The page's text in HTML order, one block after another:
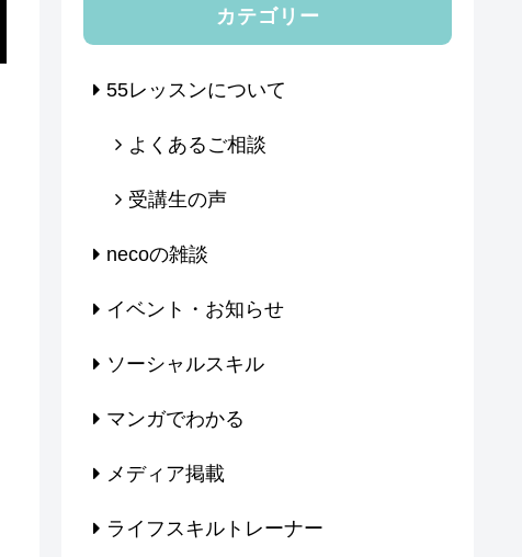
カテゴリー
55レッスンについて
よくあるご相談
受講生の声
necoの雑談
イベント・お知らせ
ソーシャルスキル
マンガでわかる
メディア掲載
ライフスキルトレーナー